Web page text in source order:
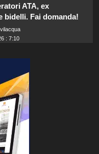
ATA, ex
bidelli. Fai domanda!
: 7:10